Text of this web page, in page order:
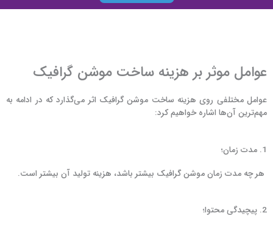
عوامل موثر بر هزینه ساخت موشن گرافیک
عوامل مختلفی روی هزینه ساخت موشن گرافیک اثر می‌گذارد که در ادامه به
مهم‌ترین آن‌ها اشاره خواهیم کرد:
1. مدت زمان؛
هر چه مدت زمان موشن گرافیک بیشتر باشد، هزینه تولید آن بیشتر است.
2. پیچیدگی محتوا؛